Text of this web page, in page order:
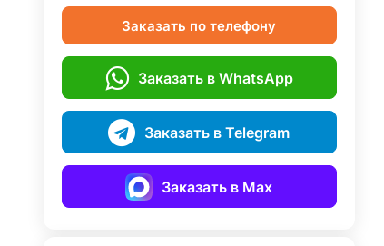
Заказать по телефону
Заказать в WhatsApp
Заказать в Telegram
Заказать в Max